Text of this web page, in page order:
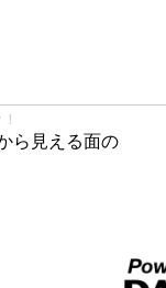
ら見える面の